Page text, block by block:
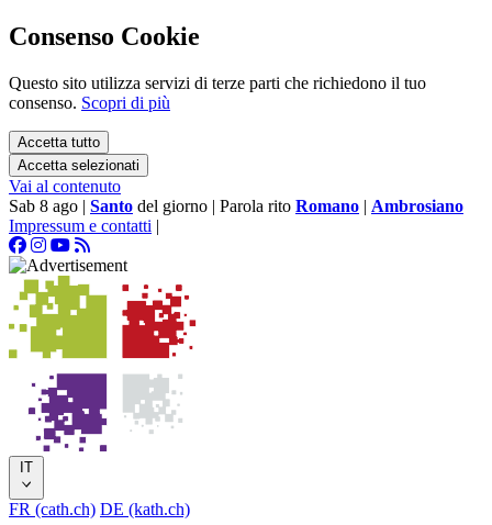
Consenso Cookie
Questo sito utilizza servizi di terze parti che richiedono il tuo
consenso. Scopri di più
Accetta tutto
Accetta selezionati
Vai al contenuto
Sab 8 ago | Santo del giorno | Parola rito Romano | Ambrosiano
Impressum e contatti |
IT
FR (cath.ch) DE (kath.ch)